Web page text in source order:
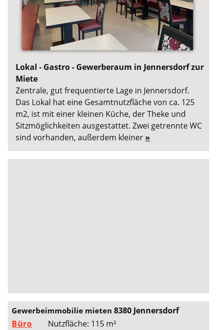
Lokal - Gastro - Gewerberaum in Jennersdorf zur
Miete
Zentrale, gut frequentierte Lage in Jennersdorf.
Das Lokal hat eine Gesamtnutzfläche von ca. 125
m2, ist mit einer kleinen Küche, der Theke und
Sitzmöglichkeiten ausgestattet. Zwei getrennte WC
sind vorhanden, außerdem kleiner »
Gewerbeimmobilie mieten8380 Jennersdorf
Büro
Nutzfläche: 115 m²